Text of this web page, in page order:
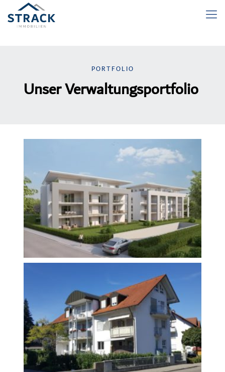
PORTFOLIO
Unser Verwaltungsportfolio